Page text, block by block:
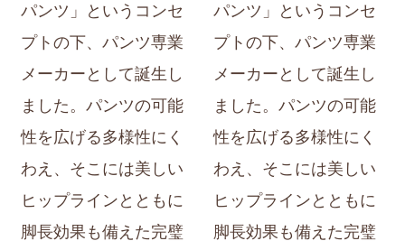
パンツ」というコンセ
プトの下、パンツ専業
メーカーとして誕生し
ました。パンツの可能
性を広げる多様性にく
わえ、そこには美しい
ヒップラインとともに
脚長効果も備えた完璧
パンツ」というコンセ
プトの下、パンツ専業
メーカーとして誕生し
ました。パンツの可能
性を広げる多様性にく
わえ、そこには美しい
ヒップラインとともに
脚長効果も備えた完璧